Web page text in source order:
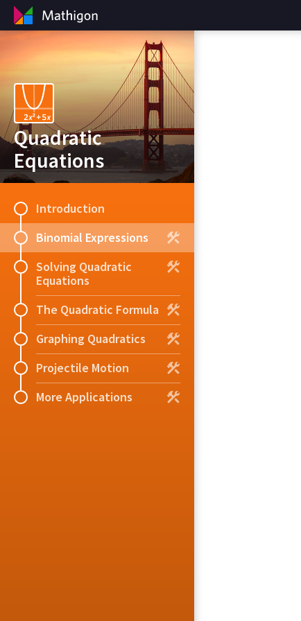
Quadratic
Equations
Introduction
Binomial Expressions
Solving Quadratic
Equations
The Quadratic Formula
Graphing Quadratics
Projectile Motion
More Applications